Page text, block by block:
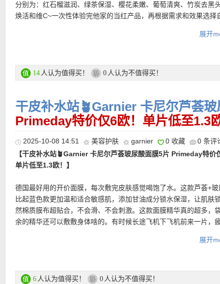
分别为：红石榴滋润、绿茶保湿、樱花柔嫩、葡萄清爽、竹炭去黑
焕活和维C~一次性体验完他家的当红产品，再根据需求和效果选择
展开
14 人认为值得买！ 0 人认为不值得买！
干皮补水站🪴Garnier 卡尼尔芦荟
Primeday特价仅6欧！单片低至1.3
2025-10-08 14:51 美容护肤 garnier 0 收藏
0 条评
【干皮补水站🪴Garnier 卡尼尔芦荟玻尿酸面膜5片 Primeday特价
单片低至1.3欧！】
德国最好用的开价面膜，每次敷完皮肤感觉喝饱了水。这款芦荟+
比起蓝色款更加温和适合敏感肌，添加甘油成分锁水保湿，让肌肤
然棉质膜布超贴合，不会滑、不会刺激。这款面膜精华真的超多，
余的精华还可以敷敷身体啥的。有时候长途飞机下飞机前来一片，
展开
6 人认为值得买！ 0 人认为不值得买！